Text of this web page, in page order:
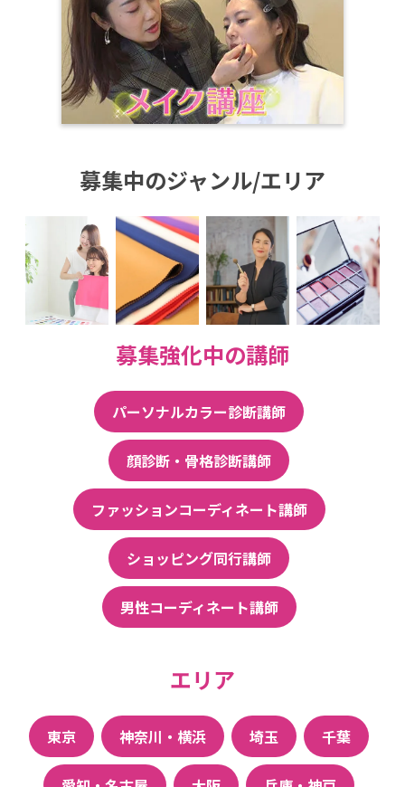
募集中のジャンル/エリア
募集強化中の講師
パーソナルカラー診断講師
顔診断・骨格診断講師
ファッションコーディネート講師
ショッピング同行講師
男性コーディネート講師
エリア
東京 神奈川・横浜 埼玉 千葉